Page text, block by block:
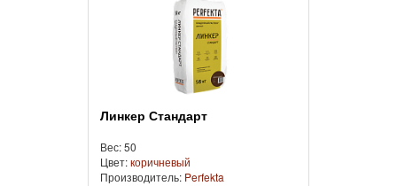
Линкер Стандарт
Вес: 50
Цвет:коричневый
Производитель: Perfekta